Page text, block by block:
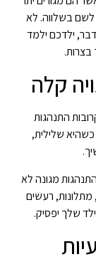
לשם בשלווה. לא
ילדכם ילמד
קלה
התנהגות
שלילית,
מגונה לא
רעשים
שלך יפסיק.